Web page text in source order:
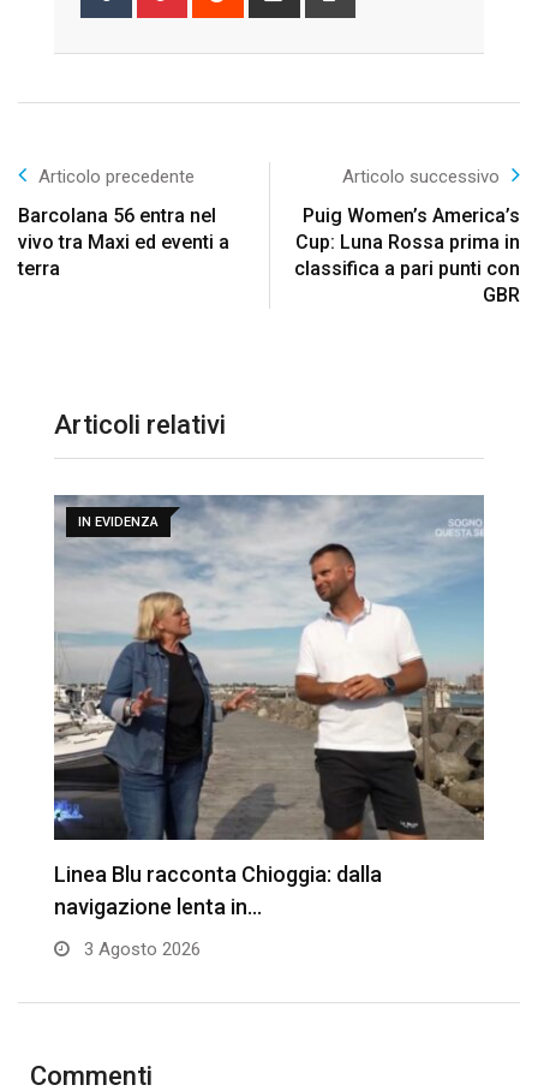
Articolo precedente
Barcolana 56 entra nel
vivo tra Maxi ed eventi a
terra
Articolo successivo
Puig Women’s America’s
Cup: Luna Rossa prima in
classifica a pari punti con
GBR
Articoli relativi
IN EVIDENZA
Linea Blu racconta Chioggia: dalla
navigazione lenta in…
3 Agosto 2026
Commenti